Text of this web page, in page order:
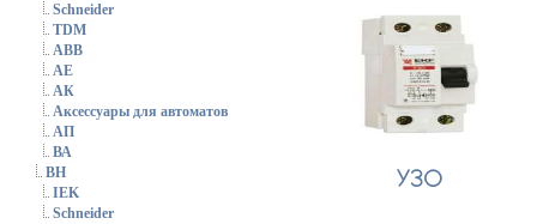
Schneider
TDM
АВВ
АЕ
АК
Аксессуары для автоматов
АП
ВА
ВН
IEK
Schneider
УЗО